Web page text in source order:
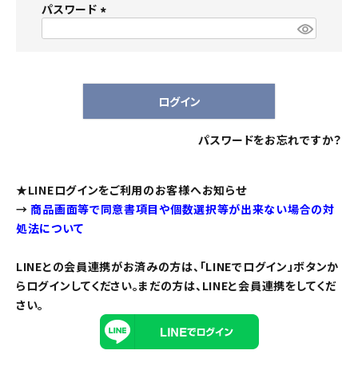
パスワード
)
ログイン
パスワードをお忘れですか？
★LINEログインをご利用のお客様へお知らせ
→商品画面等で同意書項目や個数選択等が出来ない場合の対
処法について
LINEとの会員連携がお済みの方は、「LINEでログイン」ボタンか
らログインしてください。まだの方は、 LINEと会員連携をしてくだ
さい。